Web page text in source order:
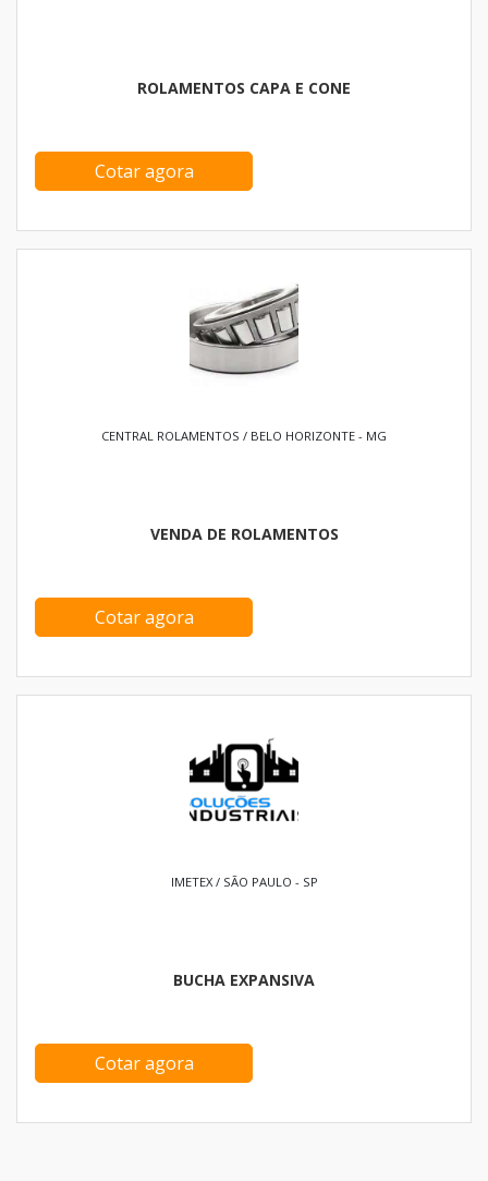
ROLAMENTOS CAPA E CONE
Cotar agora
CENTRAL ROLAMENTOS / BELO HORIZONTE - MG
VENDA DE ROLAMENTOS
Cotar agora
IMETEX / SÃO PAULO - SP
BUCHA EXPANSIVA
Cotar agora